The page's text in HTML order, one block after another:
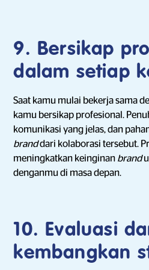
9. Bersikap
dalam setiap
Saat kamu mulai bekerja sama
kamu bersikap profesional.
komunikasi yang jelas, dan
branddari kolaborasi tersebut.
meningkatkan keinginan brand
denganmu di masa depan.
10. Evaluasi
kembangkan